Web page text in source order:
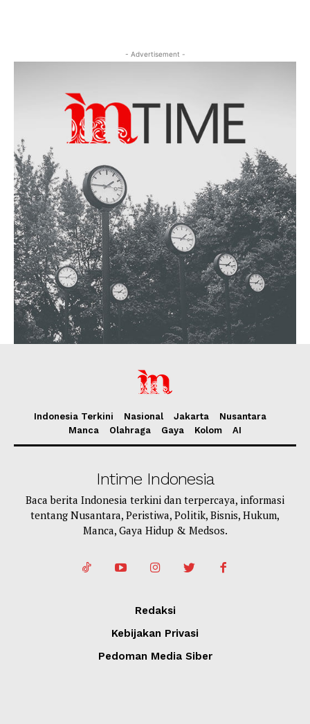
- Advertisement -
Indonesia Terkini Nasional Jakarta
Nusantara
Manca
Olahraga Gaya Kolom AI
Intime Indonesia
Baca berita Indonesia terkini dan terpercaya, informasi
tentang Nusantara, Peristiwa, Politik, Bisnis, Hukum,
Manca, Gaya Hidup & Medsos.
Redaksi
Kebijakan Privasi
Pedoman Media Siber